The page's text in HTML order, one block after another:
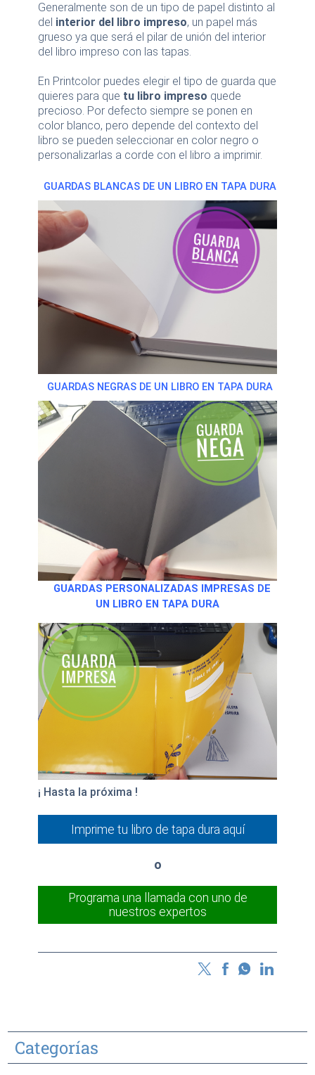
Generalmente son de un tipo de papel distinto al
del interior del libro impreso, un papel más
grueso ya que será el pilar de unión del interior
del libro impreso con las tapas.
En Printcolor puedes elegir el tipo de guarda que
quieres para que tu libro impreso quede
precioso. Por defecto siempre se ponen en
color blanco, pero depende del contexto del
libro se pueden seleccionar en color negro o
personalizarlas a corde con el libro a imprimir.
GUARDAS BLANCAS DE UN LIBRO EN TAPA DURA
GUARDAS NEGRAS DE UN LIBRO EN TAPA DURA
GUARDAS PERSONALIZADAS IMPRESAS DE
UN LIBRO EN TAPA DURA
¡ Hasta la próxima !
Imprime tu libro de tapa dura aquí
o
Programa una llamada con uno de
nuestros expertos
Categorías